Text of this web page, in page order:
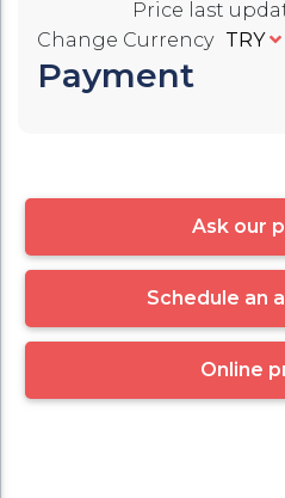
Price last
Change Currency TRY
Payment
Ask our
Schedule an
Online